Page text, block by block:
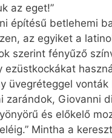
az eget!”
építésű betlehemi
az egyiket a
szerint fényűző
ezüstkockákat
üvegréteggel
zarándok, Giovanni
és előkelő
Mintha a